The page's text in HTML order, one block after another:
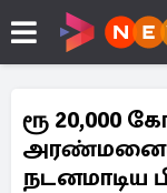
ரூ 20,000
அரண்மனையை
நடனமாடிய